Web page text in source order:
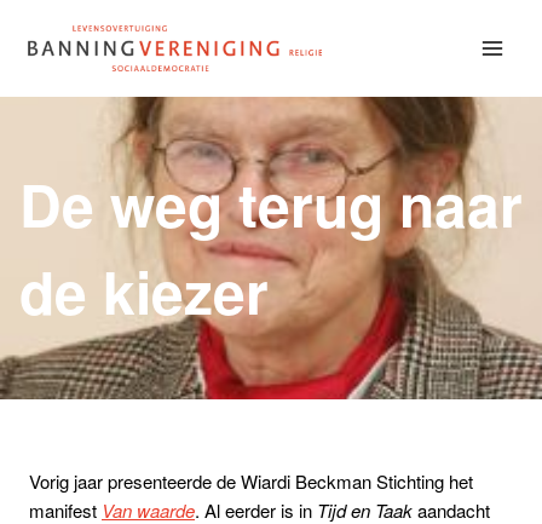
naar
De weg terug naar
de kiezer
Vorig jaar presenteerde de Wiardi Beckman Stichting het
manifest Van waarde. Al eerder is in Tijd en Taakaandacht